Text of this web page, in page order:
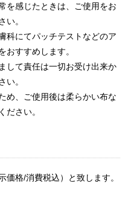
を感じたときは、ご使用をお
い。
科にてパッチテストなどのア
おすすめします。
して責任は一切お受け出来か
い。
め、ご使用後は柔らかい布な
ださい。
価格/消費税込）と致します。